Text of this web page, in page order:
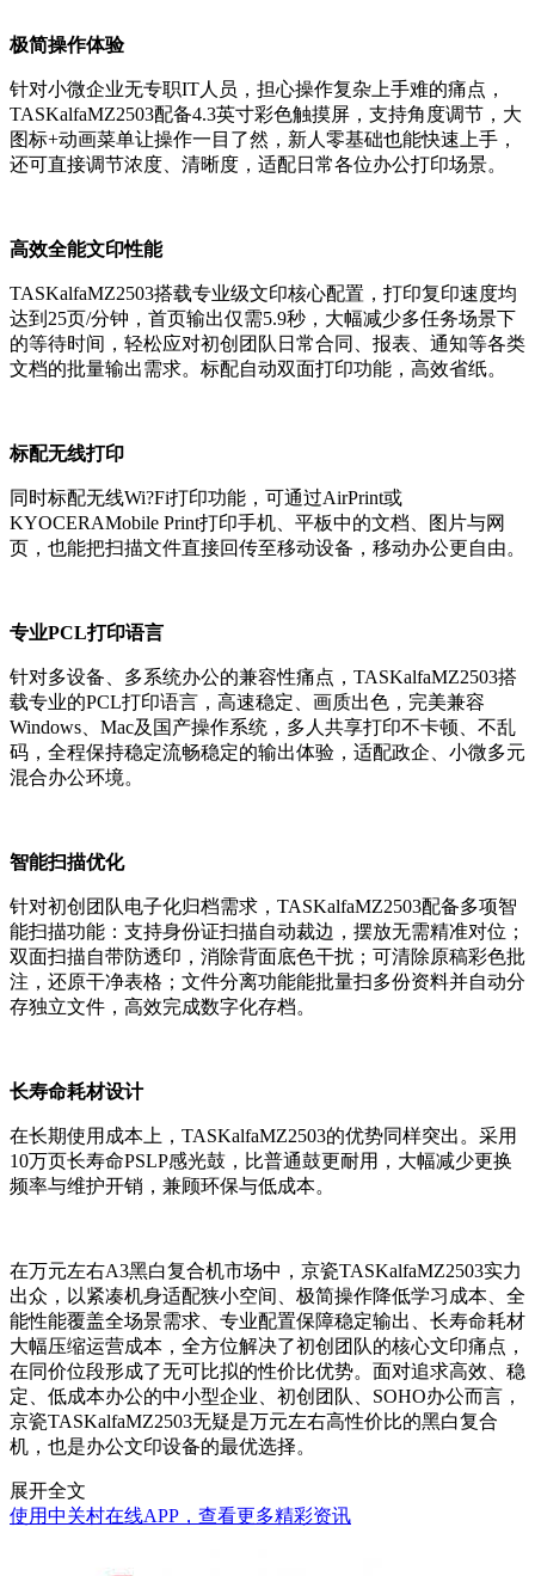
极简操作体验
针对小微企业无专职IT人员，担心操作复杂上手难的痛点，
TASKalfaMZ2503配备4.3英寸彩色触摸屏，支持角度调节，大
图标+动画菜单让操作一目了然，新人零基础也能快速上手，
还可直接调节浓度、清晰度，适配日常各位办公打印场景。
高效全能文印性能
TASKalfaMZ2503搭载专业级文印核心配置，打印复印速度均
达到25页/分钟，首页输出仅需5.9秒，大幅减少多任务场景下
的等待时间，轻松应对初创团队日常合同、报表、通知等各类
文档的批量输出需求。标配自动双面打印功能，高效省纸。
标配无线打印
同时标配无线Wi?Fi打印功能，可通过AirPrint或
KYOCERAMobile Print打印手机、平板中的文档、图片与网
页，也能把扫描文件直接回传至移动设备，移动办公更自由。
专业PCL打印语言
针对多设备、多系统办公的兼容性痛点，TASKalfaMZ2503搭
载专业的PCL打印语言，高速稳定、画质出色，完美兼容
Windows、Mac及国产操作系统，多人共享打印不卡顿、不乱
码，全程保持稳定流畅稳定的输出体验，适配政企、小微多元
混合办公环境。
智能扫描优化
针对初创团队电子化归档需求，TASKalfaMZ2503配备多项智
能扫描功能：支持身份证扫描自动裁边，摆放无需精准对位；
双面扫描自带防透印，消除背面底色干扰；可清除原稿彩色批
注，还原干净表格；文件分离功能能批量扫多份资料并自动分
存独立文件，高效完成数字化存档。
长寿命耗材设计
在长期使用成本上，TASKalfaMZ2503的优势同样突出。采用
10万页长寿命PSLP感光鼓，比普通鼓更耐用，大幅减少更换
频率与维护开销，兼顾环保与低成本。
在万元左右A3黑白复合机市场中，京瓷TASKalfaMZ2503实力
出众，以紧凑机身适配狭小空间、极简操作降低学习成本、全
能性能覆盖全场景需求、专业配置保障稳定输出、长寿命耗材
大幅压缩运营成本，全方位解决了初创团队的核心文印痛点，
在同价位段形成了无可比拟的性价比优势。面对追求高效、稳
定、低成本办公的中小型企业、初创团队、SOHO办公而言，
京瓷TASKalfaMZ2503无疑是万元左右高性价比的黑白复合
机，也是办公文印设备的最优选择。
展开全文
使用中关村在线APP，查看更多精彩资讯